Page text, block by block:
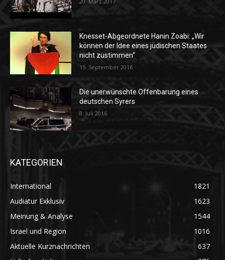
Knesset-Abgeordnete Hanin Zoabi: „Wir
können der Idee eines jüdischen Staates
nicht zustimmen“
15. September 2016
Die unerwünschte Offenbarung eines
deutschen Syrers
8. Juli 2016
KATEGORIEN
International
1821
Audiatur Exklusiv
1623
Meinung & Analyse
1544
Israel und Region
1016
Aktuelle Kurznachrichten
637